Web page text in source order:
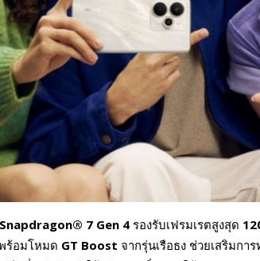
Snapdragon® 7 Gen 4 รองรับเฟรมเรตสูงสุด
ร้อมโหมด GT Boost จากรุ่นเรือธง ช่วยเสริมกา